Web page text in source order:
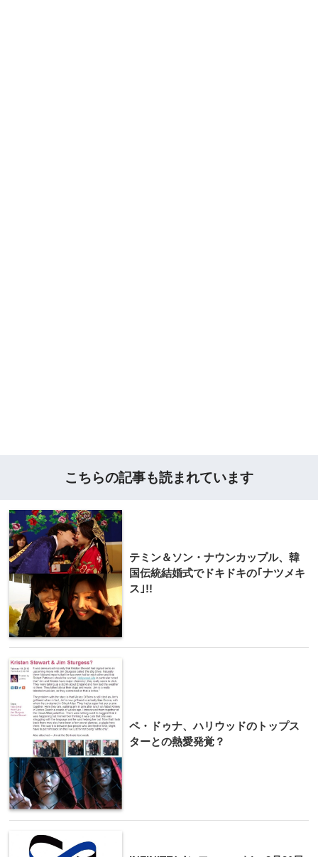
こちらの記事も読まれています
テミン＆ソン・ナウンカップル、韓
国伝統結婚式でドキドキの｢ナツメキ
ス｣!!
ペ・ドゥナ、ハリウッドのトップス
ターとの熱愛発覚？